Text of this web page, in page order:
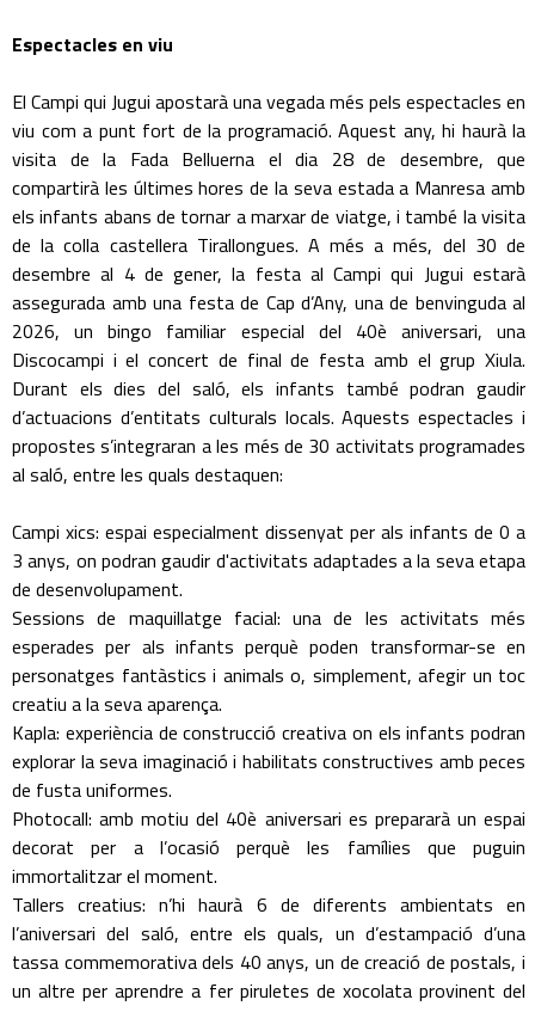
Espectacles en viu
El Campi qui Jugui apostarà una vegada més pels espectacles en
viu com a punt fort de la programació. Aquest any, hi haurà la
visita de la Fada Belluerna el dia 28 de desembre, que
compartirà les últimes hores de la seva estada a Manresa amb
els infants abans de tornar a marxar de viatge, i també la visita
de la colla castellera Tirallongues. A més a més, del 30 de
desembre al 4 de gener, la festa al Campi qui Jugui estarà
assegurada amb una festa de Cap d’Any, una de benvinguda al
2026, un bingo familiar especial del 40è aniversari, una
Discocampi i el concert de final de festa amb el grup Xiula.
Durant els dies del saló, els infants també podran gaudir
d’actuacions d’entitats culturals locals. Aquests espectacles i
propostes s’integraran a les més de 30 activitats programades
al saló, entre les quals destaquen:
Campi xics: espai especialment dissenyat per als infants de 0 a
3 anys, on podran gaudir d'activitats adaptades a la seva etapa
de desenvolupament.
Sessions de maquillatge facial: una de les activitats més
esperades per als infants perquè poden transformar-se en
personatges fantàstics i animals o, simplement, afegir un toc
creatiu a la seva aparença.
Kapla: experiència de construcció creativa on els infants podran
explorar la seva imaginació i habilitats constructives amb peces
de fusta uniformes.
Photocall: amb motiu del 40è aniversari es prepararà un espai
decorat per a l’ocasió perquè les famílies que puguin
immortalitzar el moment.
Tallers creatius: n’hi haurà 6 de diferents ambientats en
l’aniversari del saló, entre els quals, un d’estampació d’una
tassa commemorativa dels 40 anys, un de creació de postals, i
un altre per aprendre a fer piruletes de xocolata provinent del